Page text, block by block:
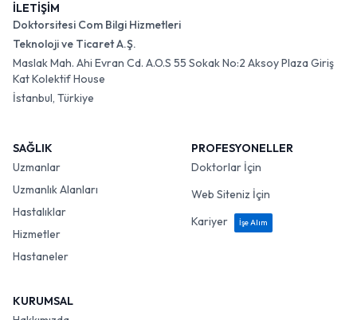
İLETİŞİM
Doktorsitesi Com Bilgi Hizmetleri
Teknoloji ve Ticaret A.Ş.
Maslak Mah. Ahi Evran Cd. A.O.S 55 Sokak No:2 Aksoy Plaza Giriş
Kat Kolektif House
İstanbul, Türkiye
SAĞLIK
Uzmanlar
Uzmanlık Alanları
Hastalıklar
Hizmetler
Hastaneler
PROFESYONELLER
Doktorlar İçin
Web Siteniz İçin
Kariyer
İşe Alım
KURUMSAL